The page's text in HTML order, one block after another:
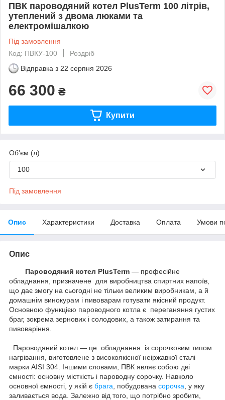
ПВК пароводяний котел PlusTerm 100 літрів,
утеплений з двома люками та
електромішалкою
Під замовлення
Код: ПВКУ-100
Роздріб
Відправка з 22 серпня 2026
66 300 ₴
Купити
Об'єм (л)
100
Під замовлення
Опис Характеристики Доставка Оплата Умови
Опис
Пароводяний котел PlusTerm — професійне
обладнання, призначене для виробництва спиртних напоїв,
що дає змогу на сьогодні не тільки великим виробникам, а й
домашнім винокурам і пивоварам готувати якісний продукт.
Основною функцією пароводного котла є переганяння густих
браг, зокрема зернових і солодових, а також затирання та
пивоваріння.
Пароводяний котел — це обладнання із сорочковим типом
нагрівання, виготовлене з високоякісної неіржавкої сталі
марки AISI 304. Іншими словами, ПВК являє собою дві
ємності: основну місткість і пароводну сорочку. Навколо
основної ємності, у якій є брага , побудована сорочка , у яку
заливається вода. Залежно від того, що потрібно зробити,